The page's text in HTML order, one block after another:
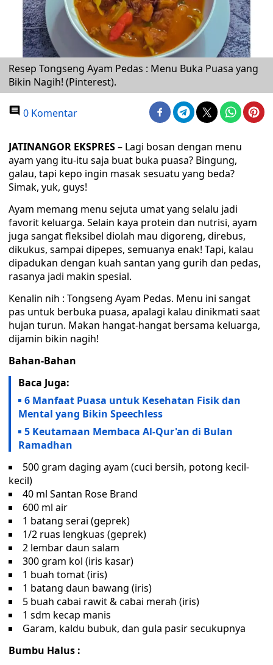
Resep Tongseng Ayam Pedas : Menu Buka Puasa yang
Bikin Nagih! (Pinterest).
0 Komentar
JATINANGOR EKSPRES– Lagi bosan dengan menu
ayam yang itu-itu saja buat buka puasa? Bingung,
galau, tapi kepo ingin masak sesuatu yang beda?
Simak, yuk, guys!
Ayam memang menu sejuta umat yang selalu jadi
favorit keluarga. Selain kaya protein dan nutrisi, ayam
juga sangat fleksibel diolah mau digoreng, direbus,
dikukus, sampai dipepes, semuanya enak! Tapi, kalau
dipadukan dengan kuah santan yang gurih dan pedas,
rasanya jadi makin spesial.
Kenalin nih : Tongseng Ayam Pedas. Menu ini sangat
pas untuk berbuka puasa, apalagi kalau dinikmati saat
hujan turun. Makan hangat-hangat bersama keluarga,
dijamin bikin nagih!
Bahan-Bahan
Baca Juga:
6 Manfaat Puasa untuk Kesehatan Fisik dan
Mental yang Bikin Speechless
5 Keutamaan Membaca Al-Qur'an di Bulan
Ramadhan
500 gram daging ayam (cuci bersih, potong kecil-
kecil)
40 ml Santan Rose Brand
600 ml air
1 batang serai (geprek)
1/2 ruas lengkuas (geprek)
2 lembar daun salam
300 gram kol (iris kasar)
1 buah tomat (iris)
1 batang daun bawang (iris)
5 buah cabai rawit & cabai merah (iris)
1 sdm kecap manis
Garam, kaldu bubuk, dan gula pasir secukupnya
Bumbu Halus :